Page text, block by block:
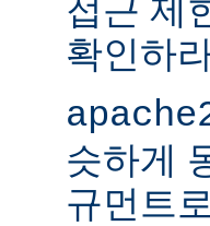
접근 제
확인하
슷하게
규먼트로